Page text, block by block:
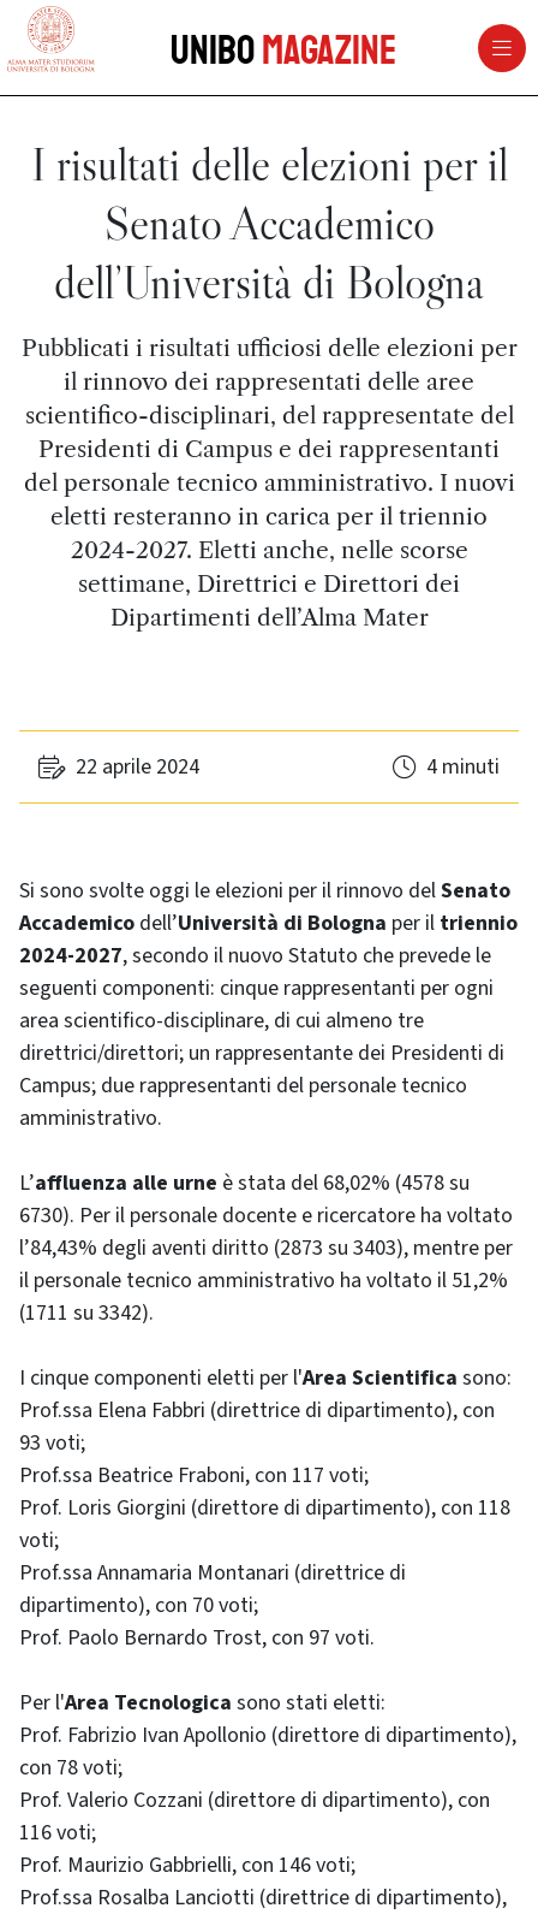
vai al contenuto della pagina
UniboMagazine
I risultati delle elezioni per il
Senato Accademico
dell’Università di Bologna
Pubblicati i risultati ufficiosi delle elezioni per
il rinnovo dei rappresentati delle aree
scientifico-disciplinari, del rappresentate del
Presidenti di Campus e dei rappresentanti
del personale tecnico amministrativo. I nuovi
eletti resteranno in carica per il triennio
2024-2027. Eletti anche, nelle scorse
settimane, Direttrici e Direttori dei
Dipartimenti dell’Alma Mater
22 aprile 2024 4 minuti
Si sono svolte oggi le elezioni per il rinnovo delSenato
Accademico dell’Università di Bologna per il triennio
2024-2027, secondo il nuovo Statuto che prevede le
seguenti componenti: cinque rappresentanti per ogni
area scientifico-disciplinare, di cui almeno tre
direttrici/direttori; un rappresentante dei Presidenti di
Campus; due rappresentanti del personale tecnico
amministrativo.
L’affluenza alle urne è stata del 68,02% (4578 su
6730). Per il personale docente e ricercatore ha voltato
l’84,43% degli aventi diritto (2873 su 3403), mentre per
il personale tecnico amministrativo ha voltato il 51,2%
(1711 su 3342).
I cinque componenti eletti per l'Area Scientifica sono:
Prof.ssa Elena Fabbri (direttrice di dipartimento), con
93 voti;
Prof.ssa Beatrice Fraboni, con 117 voti;
Prof. Loris Giorgini (direttore di dipartimento), con 118
voti;
Prof.ssa Annamaria Montanari (direttrice di
dipartimento), con 70 voti;
Prof. Paolo Bernardo Trost, con 97 voti.
Per l'Area Tecnologica sono stati eletti:
Prof. Fabrizio Ivan Apollonio (direttore di dipartimento),
con 78 voti;
Prof. Valerio Cozzani (direttore di dipartimento), con
116 voti;
Prof. Maurizio Gabbrielli, con 146 voti;
Prof.ssa Rosalba Lanciotti (direttrice di dipartimento),